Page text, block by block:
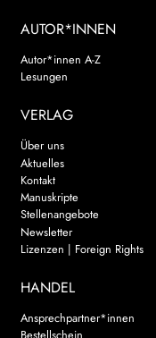
AUTOR*INNEN
Autor*innen A-Z
Lesungen
VERLAG
Über uns
Aktuelles
Kontakt
Manuskripte
Stellenangebote
Newsletter
Lizenzen | Foreign Rights
HANDEL
Ansprechpartner*innen